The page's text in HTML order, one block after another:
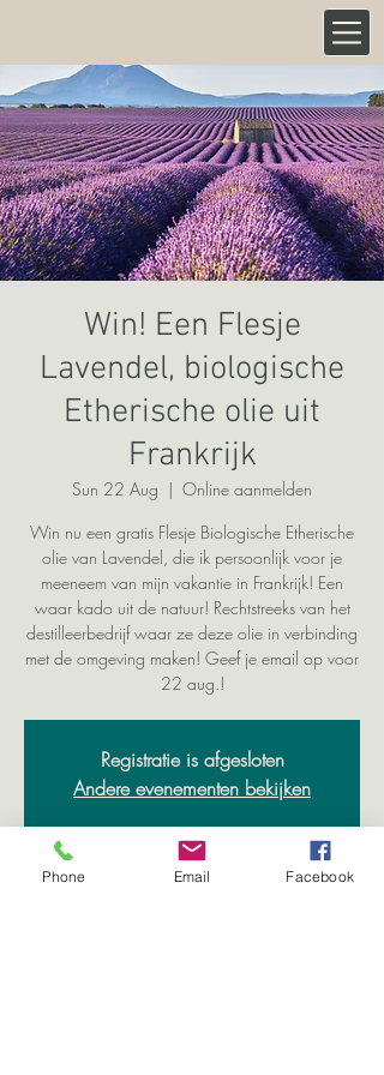
Win! Een Flesje
Lavendel, biologische
Etherische olie uit
Frankrijk
Sun 22 Aug
  |
Online aanmelden
Win nu een gratis Flesje Biologische Etherische
olie van Lavendel, die ik persoonlijk voor je
meeneem van mijn vakantie in Frankrijk! Een
waar kado uit de natuur! Rechtstreeks van het
destilleerbedrijf waar ze deze olie in verbinding
met de omgeving maken! Geef je email op voor
22 aug.!
Registratie is afgesloten
Andere evenementen bekijken
Time & Location
Phone Email Facebook